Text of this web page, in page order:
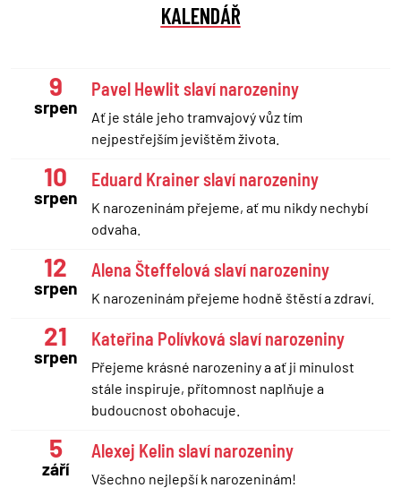
KALENDÁŘ
9
srpen
Pavel Hewlit slaví narozeniny
Ať je stále jeho tramvajový vůz tím
nejpestřejším jevištěm života.
10
srpen
Eduard Krainer slaví narozeniny
K narozeninám přejeme, ať mu nikdy nechybí
odvaha.
12
srpen
Alena Šteffelová slaví narozeniny
K narozeninám přejeme hodně štěstí a zdraví.
21
srpen
Kateřina Polívková slaví narozeniny
Přejeme krásné narozeniny a ať ji minulost
stále inspiruje, přítomnost naplňuje a
budoucnost obohacuje.
5
září
Alexej Kelin slaví narozeniny
Všechno nejlepší k narozeninám!